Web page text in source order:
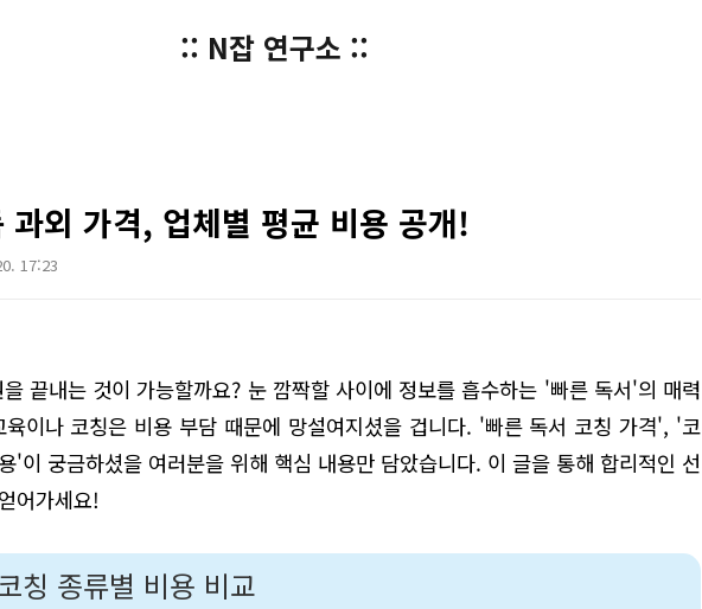
:: N잡 연구소 ::
과외 가격, 업체별 평균 비용 공개!
17:23
끝내는 것이 가능할까요? 눈 깜짝할 사이에 정보를 흡수하는 '빠른 독서'의 매력
이나 코칭은 비용 부담 때문에 망설여지셨을 겁니다. '빠른 독서 코칭 가격', '코
'이 궁금하셨을 여러분을 위해 핵심 내용만 담았습니다. 이 글을 통해 합리적인 선
어가세요!
칭 종류별 비용 비교